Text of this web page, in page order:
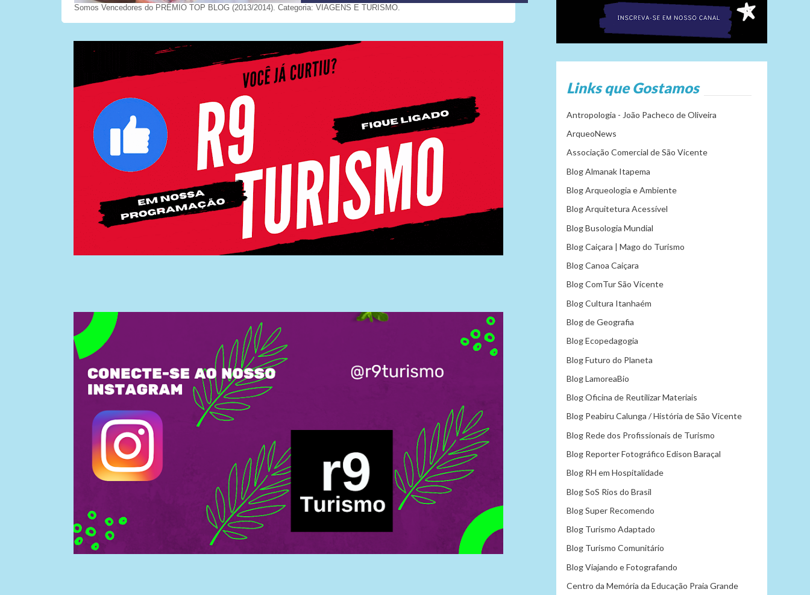
Somos Vencedores do PRÊMIO TOP BLOG (2013/2014). Categoria: VIAGENS E TURISMO.
Links que Gostamos
Antropologia - João Pacheco de Oliveira
ArqueoNews
Associação Comercial de São Vicente
Blog Almanak Itapema
Blog Arqueologia e Ambiente
Blog Arquitetura Acessível
Blog Busologia Mundial
Blog Caiçara | Mago do Turismo
Blog Canoa Caiçara
Blog ComTur São Vicente
Blog Cultura Itanhaém
Blog de Geografia
Blog Ecopedagogia
Blog Futuro do Planeta
Blog LamoreaBio
Blog Oficina de Reutilizar Materiais
Blog Peabiru Calunga / História de São Vicente
Blog Rede dos Profissionais de Turismo
Blog Reporter Fotográfico Edison Baraçal
Blog RH em Hospitalidade
Blog SoS Rios do Brasil
Blog Super Recomendo
Blog Turismo Adaptado
Blog Turismo Comunitário
Blog Viajando e Fotografando
Centro da Memória da Educação Praia Grande